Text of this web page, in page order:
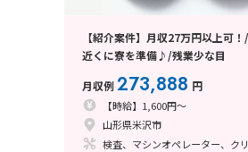
【紹介案件】月収27万円以上可
近くに寮を準備♪/残業少な目
月収例273,888 円
【時給】1,600円～
山形県米沢市
検査、マシンオペレーター、ク